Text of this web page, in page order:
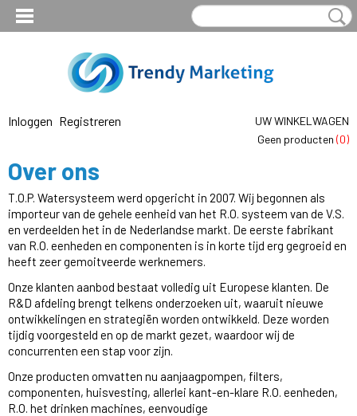
Inloggen Registreren
UW WINKELWAGEN
Geen producten (0)
Over ons
T.O.P. Watersysteem werd opgericht in 2007. Wij begonnen als
importeur van de gehele eenheid van het R.O. systeem van de V.S.
en verdeelden het in de Nederlandse markt. De eerste fabrikant
van R.O. eenheden en componenten is in korte tijd erg gegroeid en
heeft zeer gemoitveerde werknemers.
Onze klanten aanbod bestaat volledig uit Europese klanten. De
R&D afdeling brengt telkens onderzoeken uit, waaruit nieuwe
ontwikkelingen en strategiën worden ontwikkeld. Deze worden
tijdig voorgesteld en op de markt gezet, waardoor wij de
concurrenten een stap voor zijn.
Onze producten omvatten nu aanjaagpompen, filters,
componenten, huisvesting, allerlei kant-en-klare R.O. eenheden,
R.O. het drinken machines, eenvoudige